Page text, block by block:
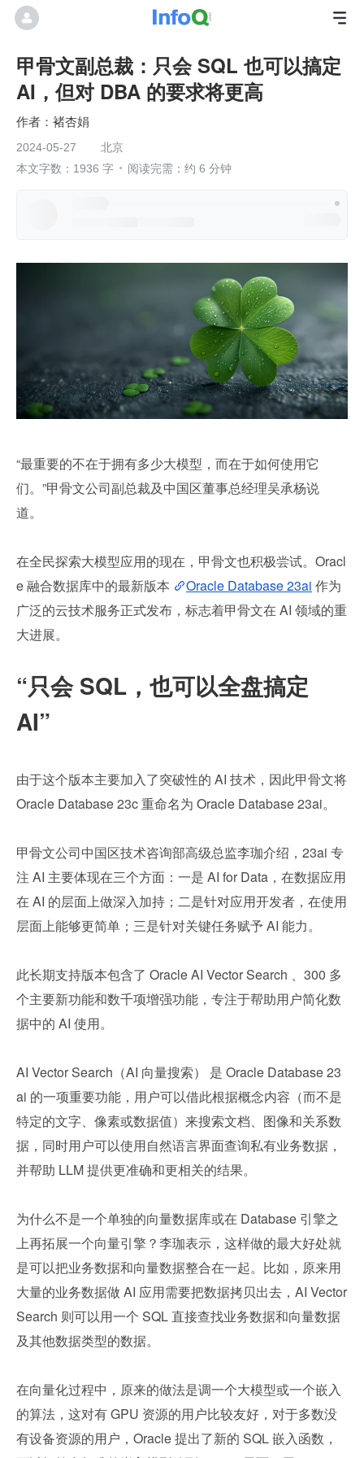
甲骨文副总裁：只会 SQL 也可以搞定
AI，但对 DBA 的要求将更高
褚杏娟
2024-05-27
北京
本文字数：1936 字
阅读完需：约 6 分钟
“最重要的不在于拥有多少大模型，而在于如何使用它
们。”甲骨文公司副总裁及中国区董事总经理吴承杨说
道。
在全民探索大模型应用的现在，甲骨文也积极尝试。Oracl
e 融合数据库中的最新版本
Oracle Database 23ai 作为
广泛的云技术服务正式发布，标志着甲骨文在 AI 领域的重
大进展。
“只会 SQL，也可以全盘搞定
AI”
由于这个版本主要加入了突破性的 AI 技术，因此甲骨文将
Oracle Database 23c 重命名为 Oracle Database 23ai。
甲骨文公司中国区技术咨询部高级总监李珈介绍，23ai 专
注 AI 主要体现在三个方面：一是 AI for Data，在数据应用
在 AI 的层面上做深入加持；二是针对应用开发者，在使用
层面上能够更简单；三是针对关键任务赋予 AI 能力。
此长期支持版本包含了 Oracle AI Vector Search 、300 多
个主要新功能和数千项增强功能，专注于帮助用户简化数
据中的 AI 使用。
AI Vector Search（AI 向量搜索） 是 Oracle Database 23
ai 的一项重要功能，用户可以借此根据概念内容（而不是
特定的文字、像素或数据值）来搜索文档、图像和关系数
据，同时用户可以使用自然语言界面查询私有业务数据，
并帮助 LLM 提供更准确和更相关的结果。
为什么不是一个单独的向量数据库或在 Database 引擎之
上再拓展一个向量引擎？李珈表示，这样做的最大好处就
是可以把业务数据和向量数据整合在一起。比如，原来用
大量的业务数据做 AI 应用需要把数据拷贝出去，AI Vector
Search 则可以用一个 SQL 直接查找业务数据和向量数据
及其他数据类型的数据。
在向量化过程中，原来的做法是调一个大模型或一个嵌入
的算法，这对有 GPU 资源的用户比较友好，对于多数没
有设备资源的用户，Oracle 提出了新的 SQL 嵌入函数，